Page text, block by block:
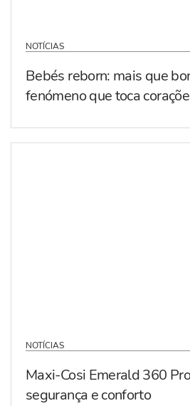
NOTÍCIAS
Bebés reborn: mais que
fenómeno que toca
NOTÍCIAS
Maxi-Cosi Emerald 360
segurança e conforto